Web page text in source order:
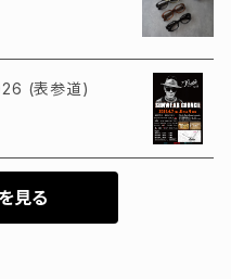
(表参道)
見る